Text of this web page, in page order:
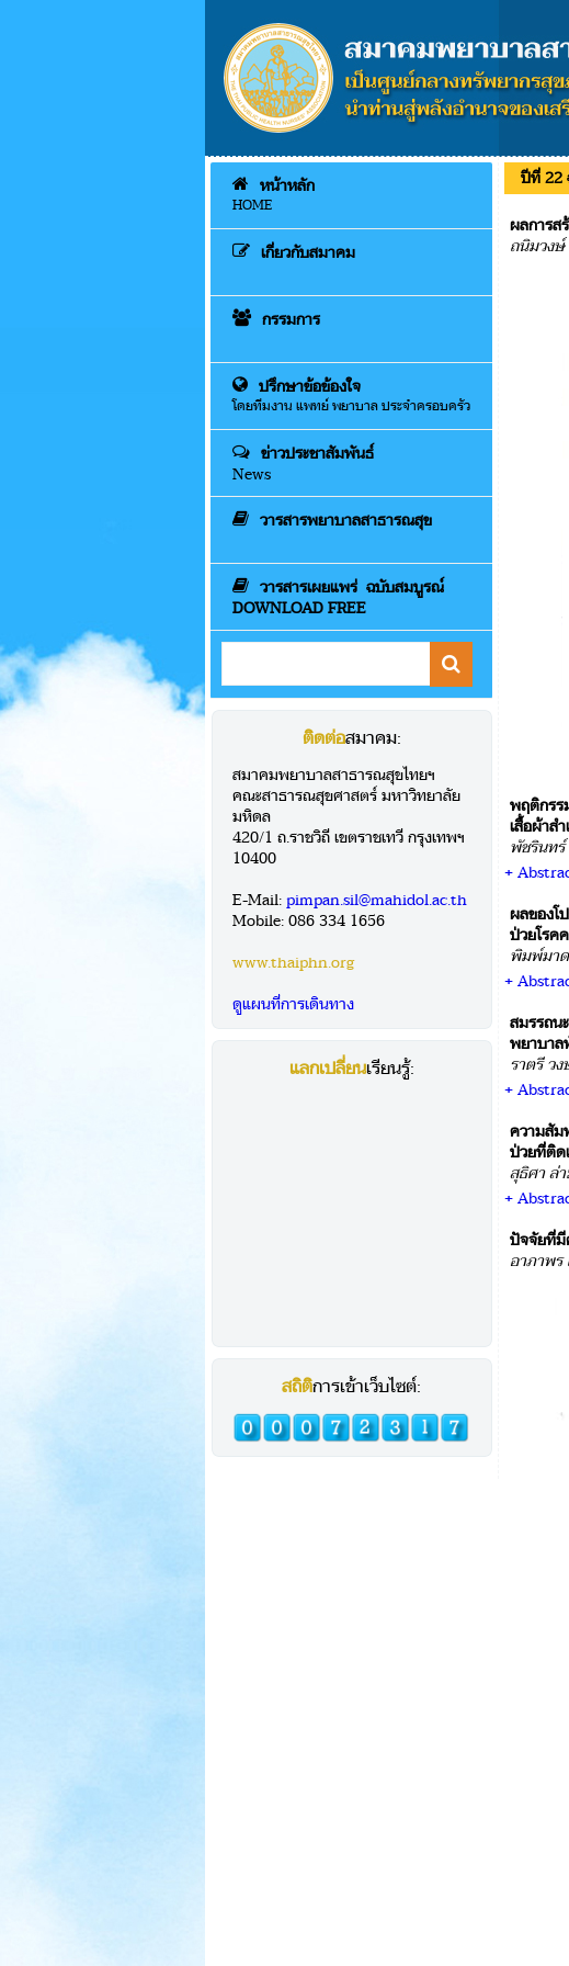
หน้าหลัก
HOME
เกี่ยวกับสมาคม
กรรมการ
ปรึกษาข้อข้องใจ
โดยทีมงาน แพทย์ พยาบาล ประจำครอบครัว
ข่าวประชาสัมพันธ์
News
วารสารพยาบาลสาธารณสุข
วารสารเผยแพร่ ฉบับสมบูรณ์
DOWNLOAD FREE
ติดต่อสมาคม:
สมาคมพยาบาลสาธารณสุขไทยฯ
คณะสาธารณสุขศาสตร์ มหาวิทยาลัย
มหิดล
420/1 ถ.ราชวิถี เขตราชเทวี กรุงเทพฯ
10400
E-Mail:pimpan.sil@mahidol.ac.th
Mobile: 086 334 1656
www.thaiphn.org
ดูแผนที่การเดินทาง
แลกเปลี่ยนเรียนรู้:
สถิติการเข้าเว็บไซต์:
ปีที่ 22
ผลการส
ถนิมวงษ์
พฤติกรร
เสื้อผ้าส
พัชรินทร์
+
ผลของโ
ป่วยโรค
พิมพ์มา
+
สมรรถ
พยาบาล
ราตรี ว
+
ความสัม
ป่วยที่ติด
สุธิศา ล่
+
ปัจจัยที่มี
อาภาพร